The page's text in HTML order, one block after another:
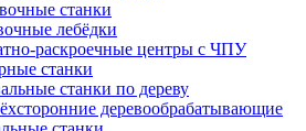
станки
лебёдки
раскроечные центры с ЧПУ
станки
станки по дереву
деревообрабатывающие